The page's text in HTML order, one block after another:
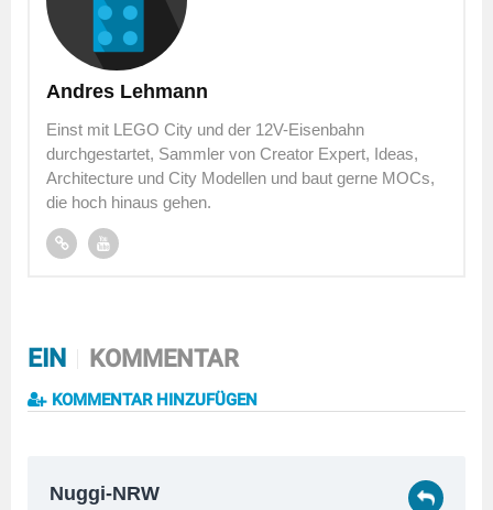
Andres Lehmann
Einst mit LEGO City und der 12V-Eisenbahn
durchgestartet, Sammler von Creator Expert, Ideas,
Architecture und City Modellen und baut gerne MOCs,
die hoch hinaus gehen.
EIN KOMMENTAR
KOMMENTAR HINZUFÜGEN
Nuggi-NRW